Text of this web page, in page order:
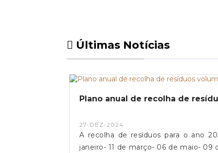
Últimas Notícias
Plano anual de recolha de
27-DEZ-2024
A recolha de resíduos para o ano
janeiro- 11 de março- 06 de maio-